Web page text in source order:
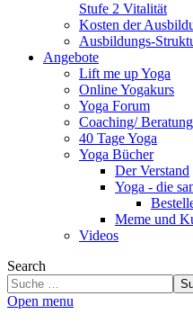
Stufe 2 Vitalität
Kosten der
Ausbildungs-
Angebote
Lift me up Yoga
Online Yogakurs
Yoga Forum
Coaching/ Beratung
40 Tage Yoga
Yoga Bücher
Der Verstand
Yoga - die
Meme und
Videos
Search
Open menu